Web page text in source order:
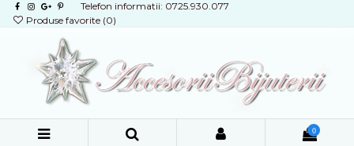
Telefon informatii: 0725.930.077
Produse favorite (0)
0